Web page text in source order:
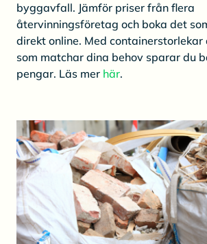
byggavfall. Jämför priser från flera
återvinningsföretag och boka det
direkt online. Med containerstorlekar
som matchar dina behov sparar du
pengar. Läs mer här.